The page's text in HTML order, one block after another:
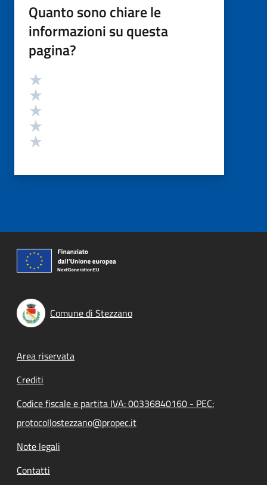
Quanto sono chiare le
informazioni su questa
pagina?
Valutazione
Comune di Stezzano
Footer menu
Area riservata
Crediti
Codice fiscale e partita IVA: 00336840160 - PEC:
protocollostezzano@propec.it
Note legali
Contatti